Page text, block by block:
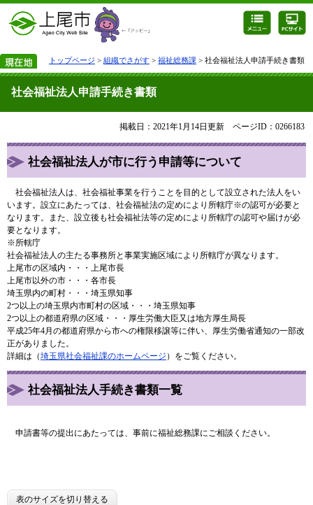
トップページ > 組織でさがす > 福祉総務課 > 社会福祉法人申請手続き書類
社会福祉法人申請手続き書類
掲載日：2021年1月14日更新 ページID：0266183
社会福祉法人が市に行う申請等について
社会福祉法人は、社会福祉事業を行うことを目的として設立された法人をい
います。設立にあたっては、社会福祉法の定めにより所轄庁※の認可が必要と
なります。また、設立後も社会福祉法等の定めにより所轄庁の認可や届けが必
要となります。
※所轄庁
社会福祉法人の主たる事務所と事業実施区域により所轄庁が異なります。
上尾市の区域内・・・上尾市長
上尾市以外の市・・・各市長
埼玉県内の町村・・・埼玉県知事
2つ以上の埼玉県内市町村の区域・・・埼玉県知事
2つ以上の都道府県の区域・・・厚生労働大臣又は地方厚生局長
平成25年4月の都道府県から市への権限移譲等に伴い、厚生労働省通知の一部改
正がありました。
詳細は（埼玉県社会福祉課のホームページ ）をご覧ください。
社会福祉法人手続き書類一覧
申請書等の提出にあたっては、事前に福祉総務課にご相談ください。
表のサイズを切り替える